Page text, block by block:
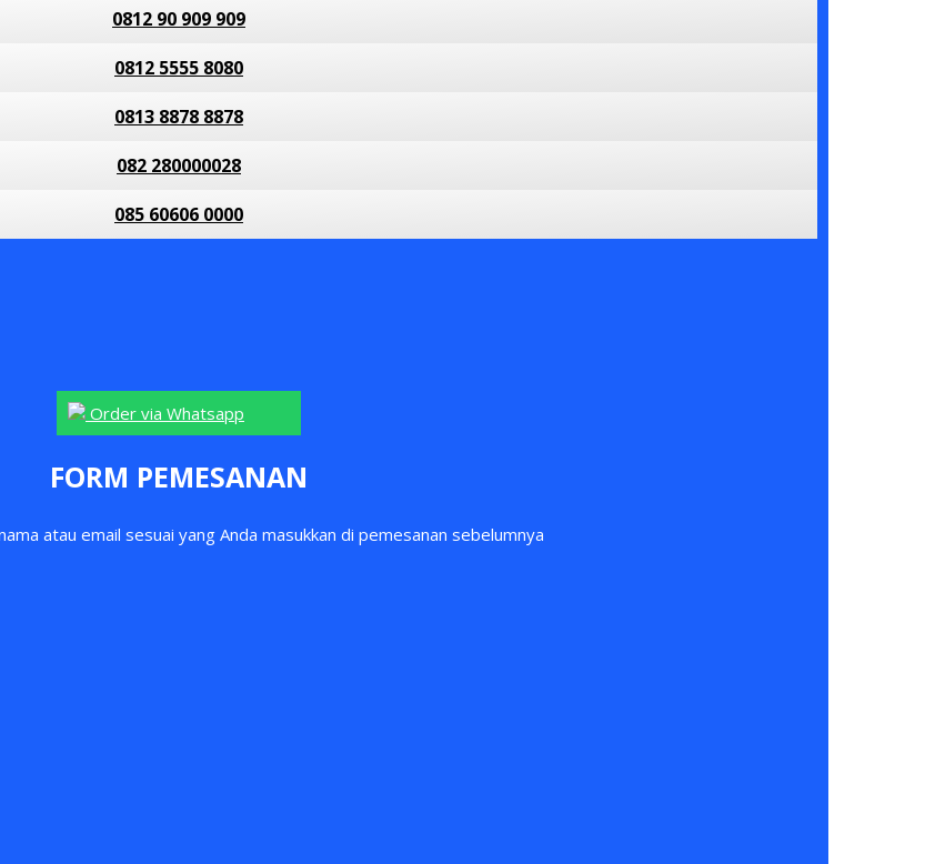
0812 90 909 909
0812 5555 8080
0813 8878 8878
082 280000028
085 60606 0000
Order via Whatsapp
FORM PEMESANAN
atau email sesuai yang Anda masukkan di pemesanan sebelumnya